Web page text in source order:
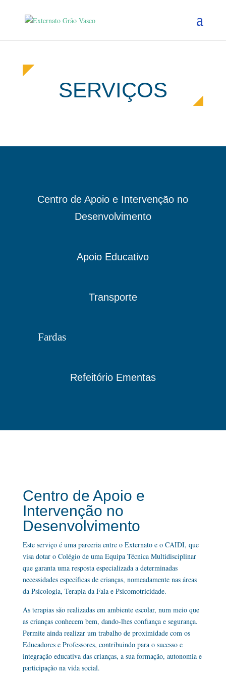
SERVIÇOS
Centro de Apoio e Intervenção no
Desenvolvimento
Apoio Educativo
Transporte
Fardas
Refeitório Ementas
Centro de Apoio e
Intervenção no
Desenvolvimento
Este serviço é uma parceria entre o Externato e o CAIDI, que
visa dotar o Colégio de uma Equipa Técnica Multidisciplinar
que garanta uma resposta especializada a determinadas
necessidades específicas de crianças, nomeadamente nas áreas
da Psicologia, Terapia da Fala e Psicomotricidade.
As terapias são realizadas em ambiente escolar, num meio que
as crianças conhecem bem, dando-lhes confiança e segurança.
Permite ainda realizar um trabalho de proximidade com os
Educadores e Professores, contribuindo para o sucesso e
integração educativa das crianças, a sua formação, autonomia e
participação na vida social.